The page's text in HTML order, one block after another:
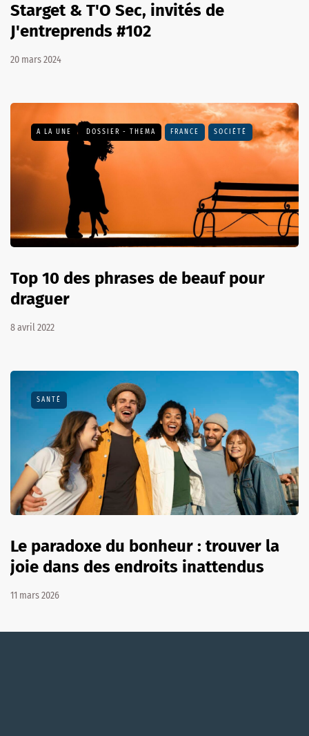
Starget & T'O Sec, invités de
J'entreprends #102
20 mars 2024
A LA UNE DOSSIER - THEMA FRANCE SOCIÉTÉ
Top 10 des phrases de beauf pour
draguer
8 avril 2022
SANTÉ
Le paradoxe du bonheur : trouver la
joie dans des endroits inattendus
11 mars 2026